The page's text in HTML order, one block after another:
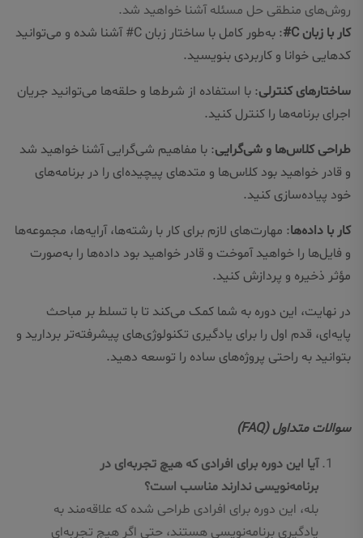
روش‌های منطقی حل مسئله آشنا خواهید شد.
کار با زبان C#
: به‌طور کامل با ساختار زبان C# آشنا شده و می‌توانید
کدهایی خوانا و کاربردی بنویسید.
ساختارهای کنترلی: با استفاده از شرط‌ها و حلقه‌ها می‌توانید جریان
اجرای برنامه‌ها را کنترل کنید.
طراحی کلاس‌ها و شی‌گرایی: با مفاهیم شی‌گرایی آشنا خواهید شد
و قادر خواهید بود کلاس‌ها و متدهای پیچیده‌ای را در برنامه‌های
خود پیاده‌سازی کنید.
کار با داده‌ها: مهارت‌های لازم برای کار با رشته‌ها، آرایه‌ها، مجموعه‌ها
و فایل‌ها را خواهید آموخت و قادر خواهید بود داده‌ها را به‌صورت
مؤثر ذخیره و پردازش کنید.
در نهایت، این دوره به شما کمک می‌کند تا با تسلط بر مباحث
پایه‌ای، قدم اول را برای یادگیری تکنولوژی‌های پیشرفته‌تر بردارید و
بتوانید به راحتی پروژه‌های ساده را توسعه دهید.
سوالات متداول (FAQ)
آیا این دوره برای افرادی که هیچ تجربه‌ای در
برنامه‌نویسی ندارند مناسب است؟
بله، این دوره برای افرادی طراحی شده که علاقه‌مند به
یادگیری برنامه‌نویسی هستند، حتی اگر هیچ تجربه‌ای